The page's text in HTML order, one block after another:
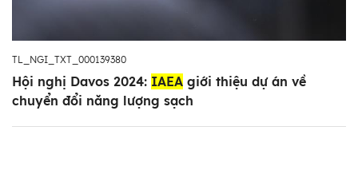
TL_NGI_TXT_000139380
Hội nghị Davos 2024: IAEA giới thiệu dự án về
chuyển đổi năng lượng sạch